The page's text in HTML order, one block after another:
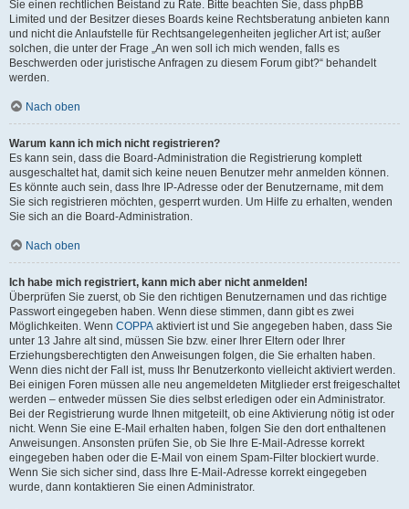
Sie einen rechtlichen Beistand zu Rate. Bitte beachten Sie, dass phpBB
Limited und der Besitzer dieses Boards keine Rechtsberatung anbieten kann
und nicht die Anlaufstelle für Rechtsangelegenheiten jeglicher Art ist; außer
solchen, die unter der Frage „An wen soll ich mich wenden, falls es
Beschwerden oder juristische Anfragen zu diesem Forum gibt?“ behandelt
werden.
Nach oben
Warum kann ich mich nicht registrieren?
Es kann sein, dass die Board-Administration die Registrierung komplett
ausgeschaltet hat, damit sich keine neuen Benutzer mehr anmelden können.
Es könnte auch sein, dass Ihre IP-Adresse oder der Benutzername, mit dem
Sie sich registrieren möchten, gesperrt wurden. Um Hilfe zu erhalten, wenden
Sie sich an die Board-Administration.
Nach oben
Ich habe mich registriert, kann mich aber nicht anmelden!
Überprüfen Sie zuerst, ob Sie den richtigen Benutzernamen und das richtige
Passwort eingegeben haben. Wenn diese stimmen, dann gibt es zwei
Möglichkeiten. Wenn COPPA aktiviert ist und Sie angegeben haben, dass Sie
unter 13 Jahre alt sind, müssen Sie bzw. einer Ihrer Eltern oder Ihrer
Erziehungsberechtigten den Anweisungen folgen, die Sie erhalten haben.
Wenn dies nicht der Fall ist, muss Ihr Benutzerkonto vielleicht aktiviert werden.
Bei einigen Foren müssen alle neu angemeldeten Mitglieder erst freigeschaltet
werden – entweder müssen Sie dies selbst erledigen oder ein Administrator.
Bei der Registrierung wurde Ihnen mitgeteilt, ob eine Aktivierung nötig ist oder
nicht. Wenn Sie eine E-Mail erhalten haben, folgen Sie den dort enthaltenen
Anweisungen. Ansonsten prüfen Sie, ob Sie Ihre E-Mail-Adresse korrekt
eingegeben haben oder die E-Mail von einem Spam-Filter blockiert wurde.
Wenn Sie sich sicher sind, dass Ihre E-Mail-Adresse korrekt eingegeben
wurde, dann kontaktieren Sie einen Administrator.